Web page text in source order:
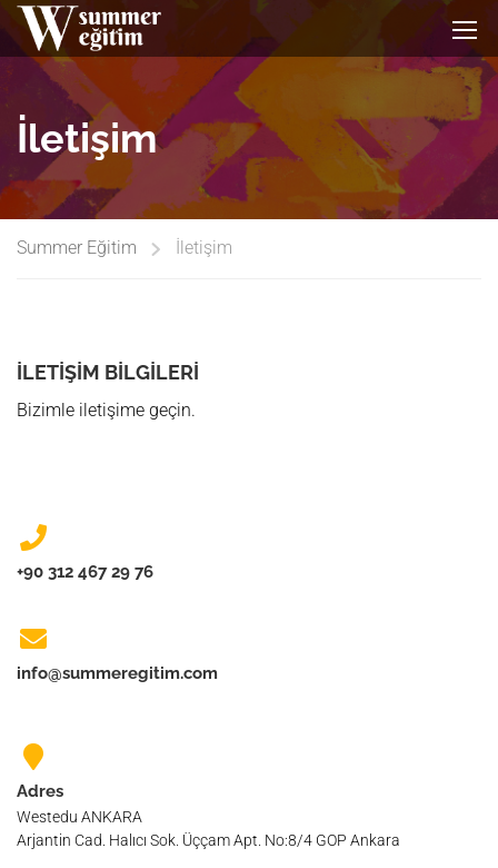
İletişim
Summer Eğitim İletişim
İLETIŞIM BILGILERI
Bizimle iletişime geçin.
+90 312 467 29 76
info@summeregitim.com
Adres
Westedu ANKARA
Arjantin Cad. Halıcı Sok. Üççam Apt. No:8/4 GOP Ankara